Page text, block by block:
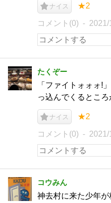
ナイス ★2
コメント(0) 2021/
たくぞー
「ファイトォォォ!
っ込んでくるところ
ナイス ★2
コメント(0) 2021/
コウみん
神去村に来た少年